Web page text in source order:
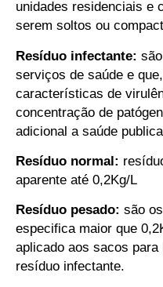
unidades residenciais e
serem soltos ou
Resíduo infectante:
serviços de saúde e
características de
concentração de
adicional a saúde publica
Resíduo normal:
aparente até 0,2Kg/L
Resíduo pesado: são
especifica maior que
aplicado aos sacos
resíduo infectante.